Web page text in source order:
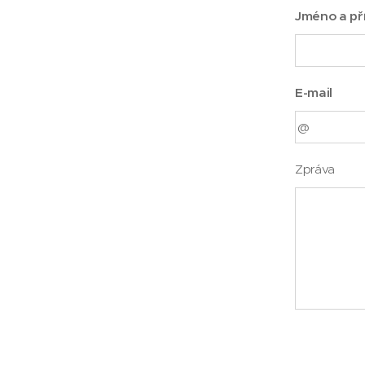
Jméno a
E-mail
Zpráva